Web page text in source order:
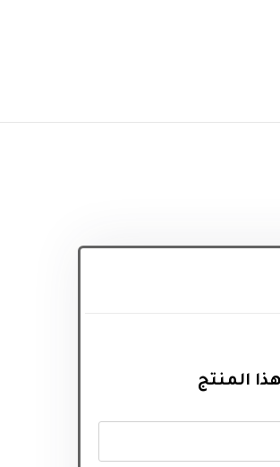
المنتج‬